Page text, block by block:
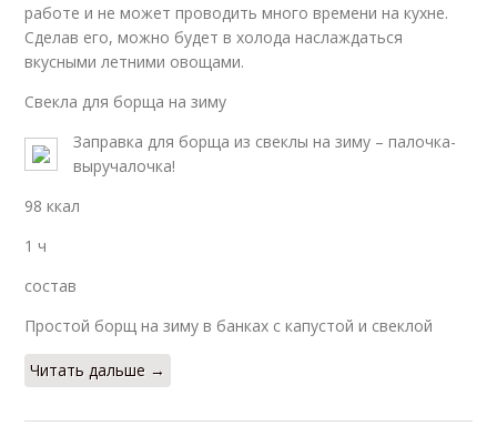
работе и не может проводить много времени на кухне.
Сделав его, можно будет в холода наслаждаться
вкусными летними овощами.
Свекла для борща на зиму
Заправка для борща из свеклы на зиму – палочка-
выручалочка!
98 ккал
1 ч
состав
Простой борщ на зиму в банках с капустой и свеклой
Читать дальше →